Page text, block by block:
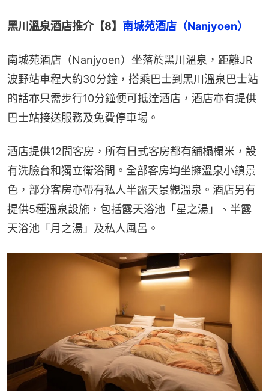
黑川溫泉酒店推介【8】 南城苑酒店（Nanjyoen）
南城苑酒店（Nanjyoen）坐落於黑川溫泉，距離JR
波野站車程大約30分鐘，搭乘巴士到黑川溫泉巴士站
的話亦只需步行10分鐘便可抵達酒店，酒店亦有提供
巴士站接送服務及免費停車場。
酒店提供12間客房，所有日式客房都有舖榻榻米，設
有洗臉台和獨立衛浴間。全部客房均坐擁溫泉小鎮景
色，部分客房亦帶有私人半露天景觀溫泉。酒店另有
提供5種溫泉設施，包括露天浴池「星之湯」、半露
天浴池「月之湯」及私人風呂。